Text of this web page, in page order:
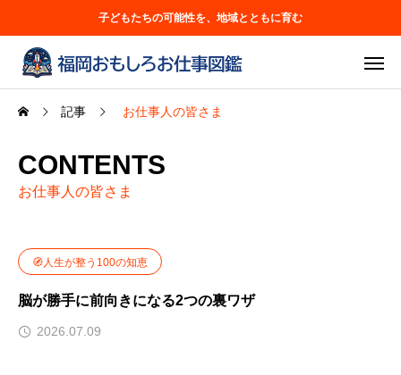
子どもたちの可能性を、地域とともに育む
記事 お仕事人の皆さま
CONTENTS
お仕事人の皆さま
🧭人生が整う100の知恵
脳が勝手に前向きになる2つの裏ワザ
2026.07.09